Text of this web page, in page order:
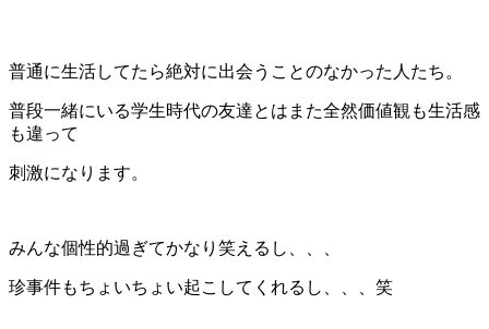
普通に生活してたら絶対に出会うことのなかった人たち。
普段一緒にいる学生時代の友達とはまた全然価値観も生活感
も違って
刺激になります。
みんな個性的過ぎてかなり笑えるし、、、
珍事件もちょいちょい起こしてくれるし、、、笑